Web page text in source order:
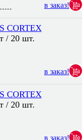
в заказ!
CORTEX
/ 20 шт.
в заказ!
CORTEX
/ 20 шт.
в заказ!